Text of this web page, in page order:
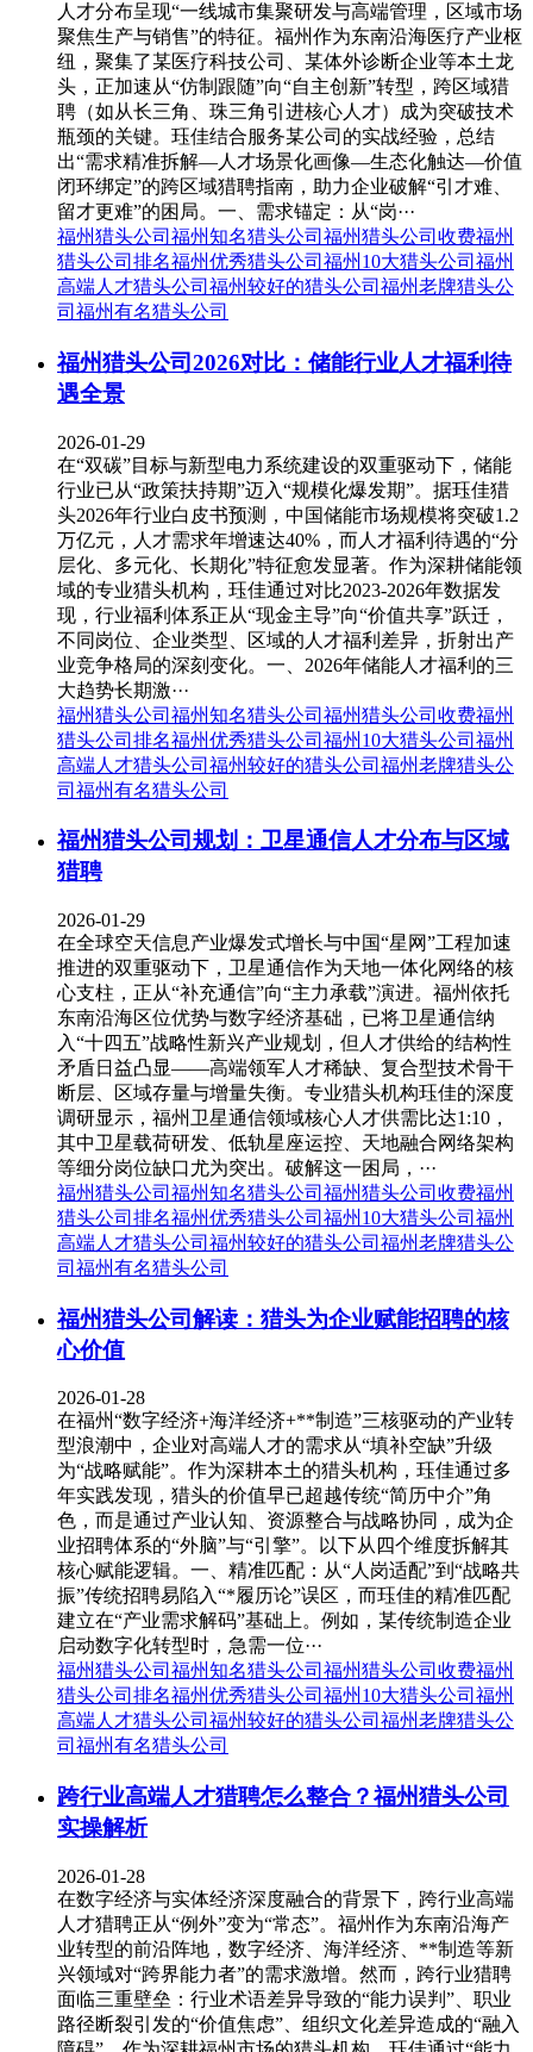
人才分布呈现“一线城市集聚研发与高端管理，区域市场
聚焦生产与销售”的特征。福州作为东南沿海医疗产业枢
纽，聚集了某医疗科技公司、某体外诊断企业等本土龙
头，正加速从“仿制跟随”向“自主创新”转型，跨区域猎
聘（如从长三角、珠三角引进核心人才）成为突破技术
瓶颈的关键。珏佳结合服务某公司的实战经验，总结
出“需求精准拆解—人才场景化画像—生态化触达—价值
闭环绑定”的跨区域猎聘指南，助力企业破解“引才难、
留才更难”的困局。一、需求锚定：从“岗···
福州猎头公司 福州知名猎头公司 福州猎头公司收费福州
猎头公司排名福州优秀猎头公司 福州10大猎头公司 福州
高端人才猎头公司 福州较好的猎头公司 福州老牌猎头公
司 福州有名猎头公司
福州猎头公司2026对比：储能行业人才福利待
遇全景
2026-01-29
在“双碳”目标与新型电力系统建设的双重驱动下，储能
行业已从“政策扶持期”迈入“规模化爆发期”。据珏佳猎
头2026年行业白皮书预测，中国储能市场规模将突破1.2
万亿元，人才需求年增速达40%，而人才福利待遇的“分
层化、多元化、长期化”特征愈发显著。作为深耕储能领
域的专业猎头机构，珏佳通过对比2023-2026年数据发
现，行业福利体系正从“现金主导”向“价值共享”跃迁，
不同岗位、企业类型、区域的人才福利差异，折射出产
业竞争格局的深刻变化。一、2026年储能人才福利的三
大趋势长期激···
福州猎头公司 福州知名猎头公司 福州猎头公司收费福州
猎头公司排名福州优秀猎头公司 福州10大猎头公司 福州
高端人才猎头公司 福州较好的猎头公司 福州老牌猎头公
司 福州有名猎头公司
福州猎头公司规划：卫星通信人才分布与区域
猎聘
2026-01-29
在全球空天信息产业爆发式增长与中国“星网”工程加速
推进的双重驱动下，卫星通信作为天地一体化网络的核
心支柱，正从“补充通信”向“主力承载”演进。福州依托
东南沿海区位优势与数字经济基础，已将卫星通信纳
入“十四五”战略性新兴产业规划，但人才供给的结构性
矛盾日益凸显——高端领军人才稀缺、复合型技术骨干
断层、区域存量与增量失衡。专业猎头机构珏佳的深度
调研显示，福州卫星通信领域核心人才供需比达1:10，
其中卫星载荷研发、低轨星座运控、天地融合网络架构
等细分岗位缺口尤为突出。破解这一困局，···
福州猎头公司 福州知名猎头公司 福州猎头公司收费福州
猎头公司排名福州优秀猎头公司 福州10大猎头公司 福州
高端人才猎头公司 福州较好的猎头公司 福州老牌猎头公
司 福州有名猎头公司
福州猎头公司解读：猎头为企业赋能招聘的核
心价值
2026-01-28
在福州“数字经济+海洋经济+**制造”三核驱动的产业转
型浪潮中，企业对高端人才的需求从“填补空缺”升级
为“战略赋能”。作为深耕本土的猎头机构，珏佳通过多
年实践发现，猎头的价值早已超越传统“简历中介”角
色，而是通过产业认知、资源整合与战略协同，成为企
业招聘体系的“外脑”与“引擎”。以下从四个维度拆解其
核心赋能逻辑。一、精准匹配：从“人岗适配”到“战略共
振”传统招聘易陷入“*履历论”误区，而珏佳的精准匹配
建立在“产业需求解码”基础上。例如，某传统制造企业
启动数字化转型时，急需一位···
福州猎头公司 福州知名猎头公司 福州猎头公司收费福州
猎头公司排名福州优秀猎头公司 福州10大猎头公司 福州
高端人才猎头公司 福州较好的猎头公司 福州老牌猎头公
司 福州有名猎头公司
跨行业高端人才猎聘怎么整合？福州猎头公司
实操解析
2026-01-28
在数字经济与实体经济深度融合的背景下，跨行业高端
人才猎聘正从“例外”变为“常态”。福州作为东南沿海产
业转型的前沿阵地，数字经济、海洋经济、**制造等新
兴领域对“跨界能力者”的需求激增。然而，跨行业猎聘
面临三重壁垒：行业术语差异导致的“能力误判”、职业
路径断裂引发的“价值焦虑”、组织文化差异造成的“融入